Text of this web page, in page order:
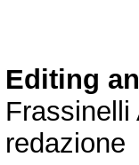
Editing
Frassinelli
redazione